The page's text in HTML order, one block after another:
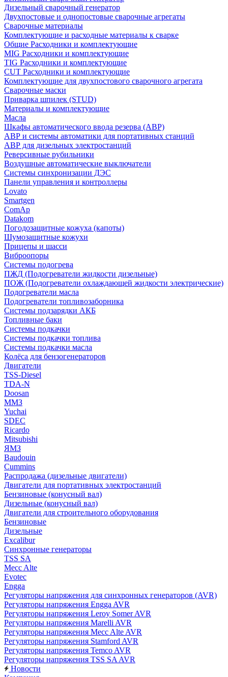
Дизельный сварочный генератор
Двухпостовые и однопостовые сварочные агрегаты
Сварочные материалы
Комплектующие и расходные материалы к сварке
Общие Расходники и комплектующие
MIG Расходники и комплектующие
TIG Расходники и комплектующие
CUT Расходники и комплектующие
Комплектующие для двухпостового сварочного агрегата
Сварочные маски
Приварка шпилек (STUD)
Материалы и комплектующие
Масла
Шкафы автоматического ввода резерва (АВР)
АВР и системы автоматики для портативных станций
АВР для дизельных электростанций
Реверсивные рубильники
Воздушные автоматические выключатели
Системы синхронизации ДЭС
Панели управления и контроллеры
Lovato
Smartgen
ComAp
Datakom
Погодозащитные кожуха (капоты)
Шумозащитные кожухи
Прицепы и шасси
Виброопоры
Системы подогрева
ПЖД (Подогреватели жидкости дизельные)
ПОЖ (Подогреватели охлаждающей жидкости электрические)
Подогреватели масла
Подогреватели топливозаборника
Системы подзарядки АКБ
Топливные баки
Системы подкачки
Системы подкачки топлива
Системы подкачки масла
Колёса для бензогенераторов
Двигатели
TSS-Diesel
TDA-N
Doosan
ММЗ
Yuchai
SDEC
Ricardo
Mitsubishi
ЯМЗ
Baudouin
Cummins
Распродажа (дизельные двигатели)
Двигатели для портативных электростанций
Бензиновые (конусный вал)
Дизельные (конусный вал)
Двигатели для строительного оборудования
Бензиновые
Дизельные
Excalibur
Синхронные генераторы
TSS SA
Mecc Alte
Evotec
Engga
Регуляторы напряжения для синхронных генераторов (AVR)
Регуляторы напряжения Engga AVR
Регуляторы напряжения Leroy Somer AVR
Регуляторы напряжения Marelli AVR
Регуляторы напряжения Mecc Alte AVR
Регуляторы напряжения Stamford AVR
Регуляторы напряжения Temco AVR
Регуляторы напряжения TSS SA AVR
Новости